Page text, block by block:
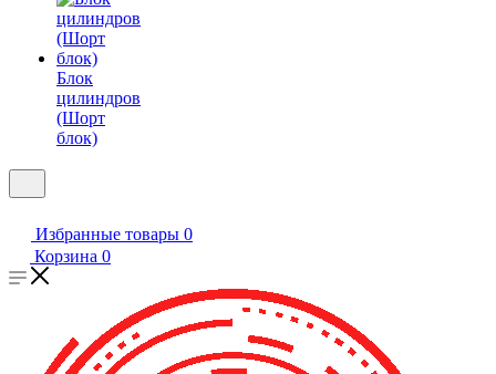
Блок
цилиндров
(Шорт
блок)
Избранные товары 0
Корзина 0